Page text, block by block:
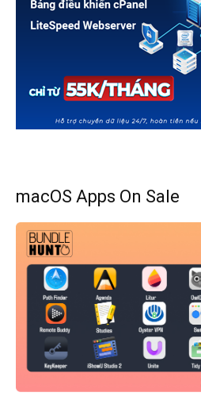
macOS Apps On Sale